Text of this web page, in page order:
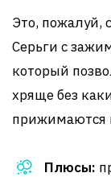
Это, пожалуй,
Серьги с
который
хряще без
прижимаются
Плюсы: